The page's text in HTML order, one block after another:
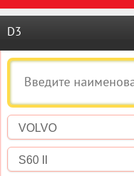
D3
VOLVO
S60 II